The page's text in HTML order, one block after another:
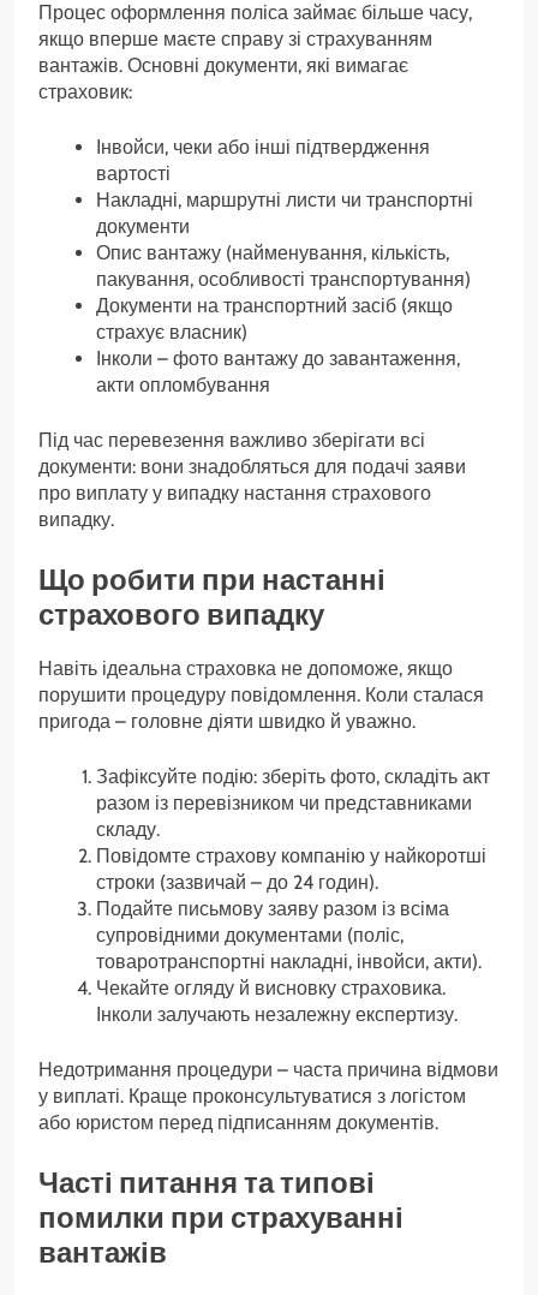
Процес оформлення поліса займає більше часу,
якщо вперше маєте справу зі страхуванням
вантажів. Основні документи, які вимагає
страховик:
Інвойси, чеки або інші підтвердження
вартості
Накладні, маршрутні листи чи транспортні
документи
Опис вантажу (найменування, кількість,
пакування, особливості транспортування)
Документи на транспортний засіб (якщо
страхує власник)
Інколи – фото вантажу до завантаження,
акти опломбування
Під час перевезення важливо зберігати всі
документи: вони знадобляться для подачі заяви
про виплату у випадку настання страхового
випадку.
Що робити при настанні
страхового випадку
Навіть ідеальна страховка не допоможе, якщо
порушити процедуру повідомлення. Коли сталася
пригода – головне діяти швидко й уважно.
Зафіксуйте подію: зберіть фото, складіть акт
разом із перевізником чи представниками
складу.
Повідомте страхову компанію у найкоротші
строки (зазвичай – до 24 годин).
Подайте письмову заяву разом із всіма
супровідними документами (поліс,
товаротранспортні накладні, інвойси, акти).
Чекайте огляду й висновку страховика.
Інколи залучають незалежну експертизу.
Недотримання процедури – часта причина відмови
у виплаті. Краще проконсультуватися з логістом
або юристом перед підписанням документів.
Часті питання та типові
помилки при страхуванні
вантажів